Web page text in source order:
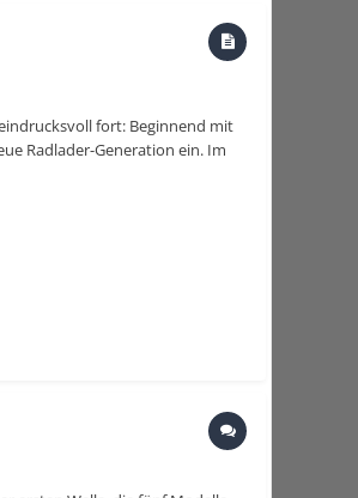
fort: Beginnend mit
Radlader-Generation ein. Im